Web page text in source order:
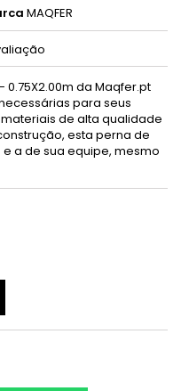
MAQFER
0.75X2.00m da Maqfer.pt
para seus
de alta qualidade
esta perna de
a de sua equipe, mesmo